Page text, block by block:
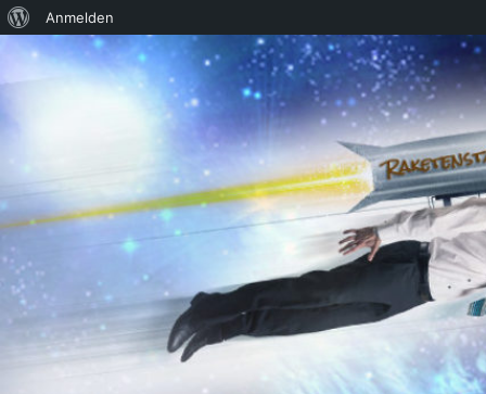
Über
WordPress
Anmelden